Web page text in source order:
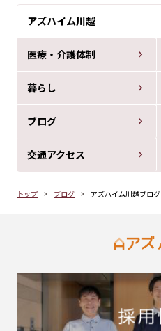
アズハイム川越
医療・介護体制
暮らし
ブログ
交通アクセス
トップ ブログ アズハイム川越ブログ